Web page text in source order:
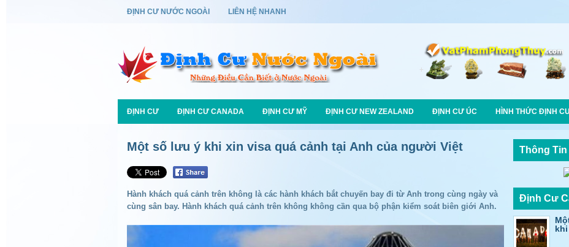
ĐỊNH CƯ NƯỚC NGOÀI LIÊN HỆ NHANH
ĐỊNH CƯ ĐỊNH CƯ CANADA ĐỊNH CƯ MỸ ĐỊNH CƯ NEW ZEALAND ĐỊNH CƯ ÚC HÌNH THỨC ĐỊNH
Một số lưu ý khi xin visa quá cảnh tại Anh của người Việt
Hành khách quá cảnh trên không là các hành khách bắt chuyến bay đi từ Anh trong cùng ngày và
cùng sân bay. Hành khách quá cảnh trên không không cần qua bộ phận kiểm soát biên giới Anh.
Thông Tin
Định Cư